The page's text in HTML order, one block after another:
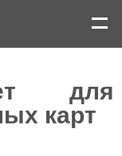
для
карт